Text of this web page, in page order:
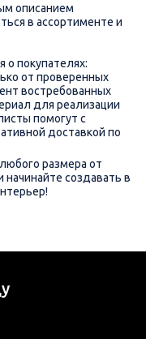
описанием
в ассортименте и
о покупателях:
от проверенных
востребованных
для реализации
помогут с
доставкой по
размера от
создавать в